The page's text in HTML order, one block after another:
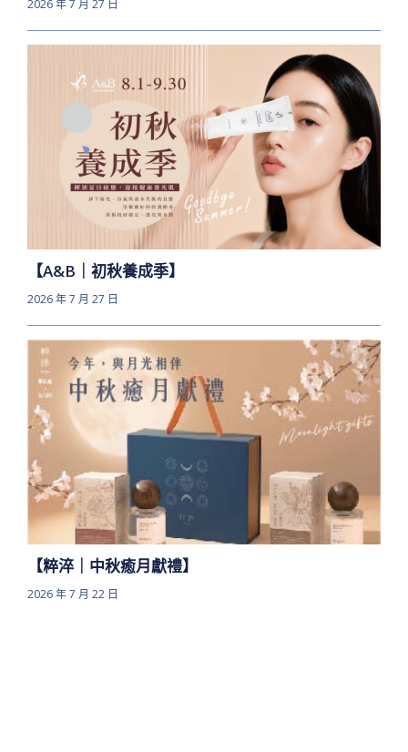
2026 年 7 月 27 日
【A&B｜初秋養成季】
2026 年 7 月 27 日
【粹淬｜中秋癒月獻禮】
2026 年 7 月 22 日